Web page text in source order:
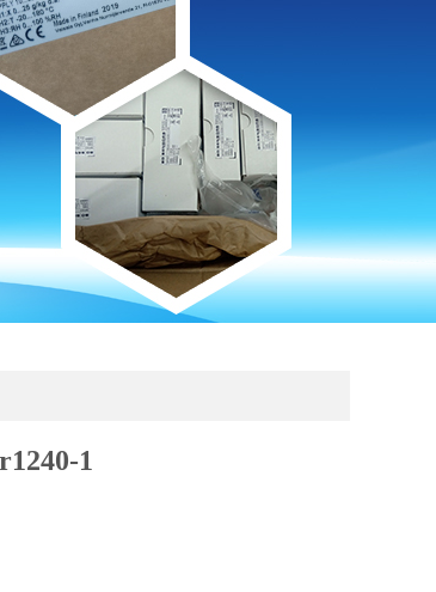
1